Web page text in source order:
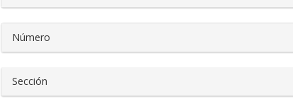
Número
Sección